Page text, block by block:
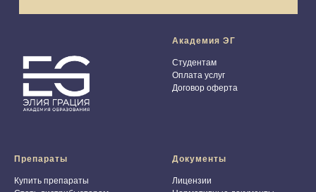
Академия ЭГ
Студентам
Оплата услуг
Договор оферта
Препараты
Купить препараты
Документы
Лицензии